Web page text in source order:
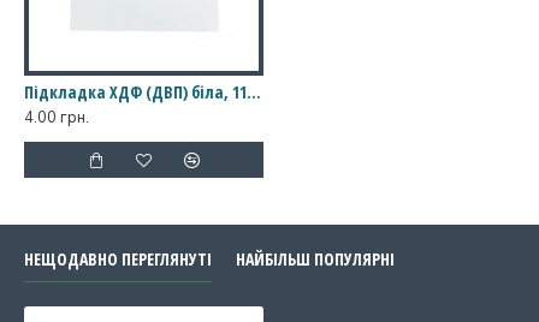
Підкладка ХДФ (ДВП) біла, 110*110
4.00 грн.
НЕЩОДАВНО ПЕРЕГЛЯНУТІ НАЙБІЛЬШ ПОПУЛЯРНІ